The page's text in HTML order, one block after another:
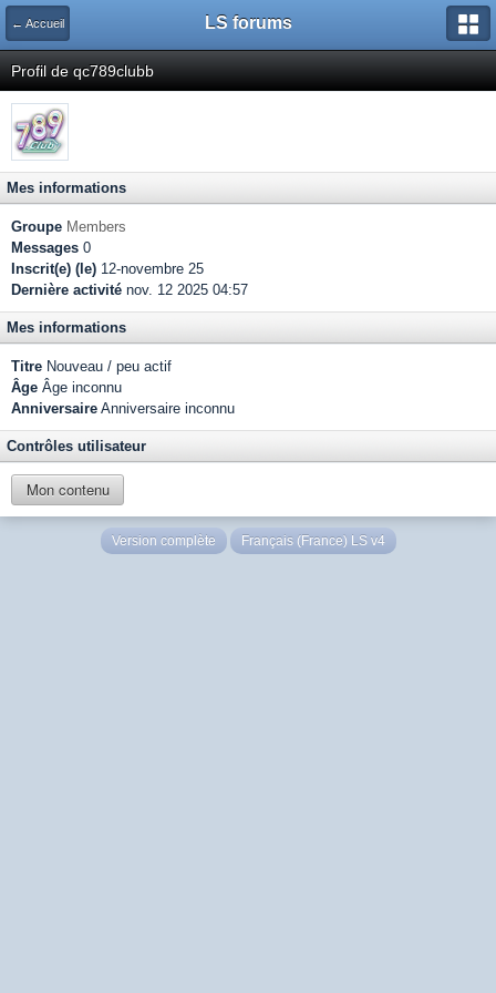
← Accueil LS forums
Profil de qc789clubb
Mes informations
Groupe Members
Messages 0
Inscrit(e) (le) 12-novembre 25
Dernière activité nov. 12 2025 04:57
Mes informations
Titre Nouveau / peu actif
Âge Âge inconnu
Anniversaire Anniversaire inconnu
Contrôles utilisateur
Mon contenu
Version complète Français (France) LS v4